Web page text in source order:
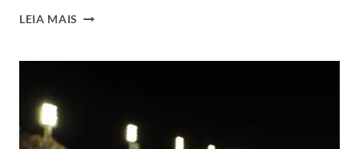
LEIA MAIS LIVE
PERFEITO